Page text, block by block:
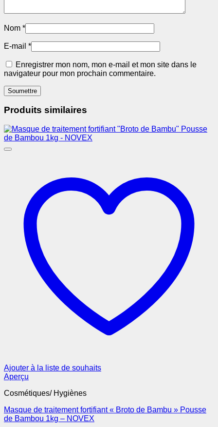
Nom *
E-mail *
Enregistrer mon nom, mon e-mail et mon site dans le
navigateur pour mon prochain commentaire.
Produits similaires
Ajouter à la liste de souhaits
Aperçu
Cosmétiques/ Hygiènes
Masque de traitement fortifiant « Broto de Bambu » Pousse
de Bambou 1kg – NOVEX